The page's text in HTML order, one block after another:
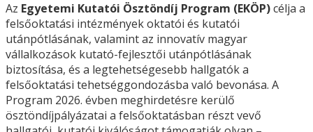
Az Egyetemi Kutatói Ösztöndíj Program (EKÖP)célja a
felsőoktatási intézmények oktatói és kutatói
utánpótlásának, valamint az innovatív magyar
vállalkozások kutató-fejlesztői utánpótlásának
biztosítása, és a legtehetségesebb hallgatók a
felsőoktatási tehetséggondozásba való bevonása. A
Program 2026. évben meghirdetésre kerülő
ösztöndíjpályázatai a felsőoktatásban részt vevő